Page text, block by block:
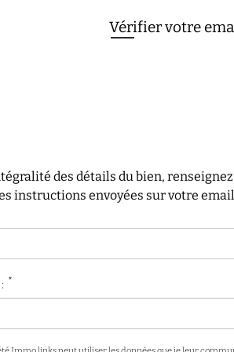
Vérifier votre
des détails du bien,
instructions envoyées sur votre
*